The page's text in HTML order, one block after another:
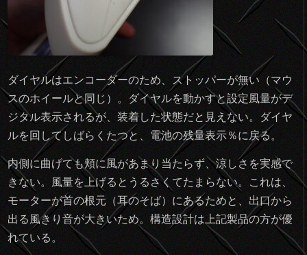
ダイヤルはエンコーダーのため、ストッパーが無い（マウ
スのホイールと同じ）。ダイヤルを動かすと設定風量がデ
ジタル表示されるが、装着した状態だと見えない。ダイヤ
ルを回してしばらくたつと、電池の残量表示％に戻る。
内側に曲げても頬に風があまり当たらず、涼しさを実感で
きない。風量を上げるとうるさくてたまらない。これは、
モーターが首の根元（耳のそば）にあるためと、出口から
出る風きり音が大きいため。構造設計は上記製品の方が優
れている。